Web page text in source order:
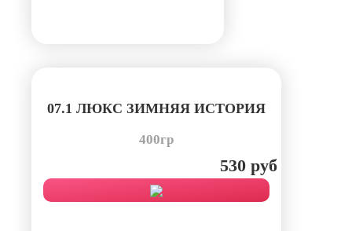
07.1 ЛЮКС ЗИМНЯЯ ИСТОРИЯ
400гр
530 руб